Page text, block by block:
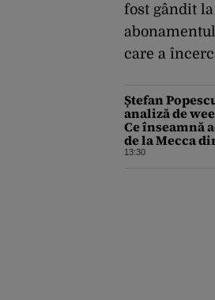
fost gândit
care a
Ștefan
analiză de
Ce înseamnă
de la Mecca
Turcia,
13:30